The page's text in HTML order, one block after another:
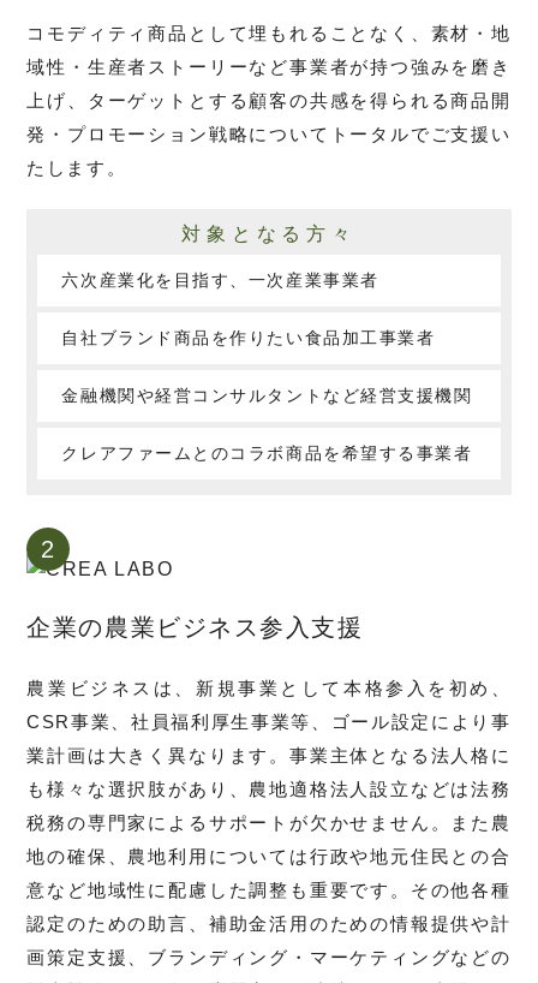
コモディティ商品として埋もれることなく、素材・地
域性・生産者ストーリーなど事業者が持つ強みを磨き
上げ、ターゲットとする顧客の共感を得られる商品開
発・プロモーション戦略についてトータルでご支援い
たします。
対象となる方々
六次産業化を目指す、一次産業事業者
自社ブランド商品を作りたい食品加工事業者
金融機関や経営コンサルタントなど経営支援機関
クレアファームとのコラボ商品を希望する事業者
2
企業の農業ビジネス参入支援
農業ビジネスは、新規事業として本格参入を初め、
CSR事業、社員福利厚生事業等、ゴール設定により事
業計画は大きく異なります。事業主体となる法人格に
も様々な選択肢があり、農地適格法人設立などは法務
税務の専門家によるサポートが欠かせません。また農
地の確保、農地利用については行政や地元住民との合
意など地域性に配慮した調整も重要です。その他各種
認定のための助言、補助金活用のための情報提供や計
画策定支援、ブランディング・マーケティングなどの